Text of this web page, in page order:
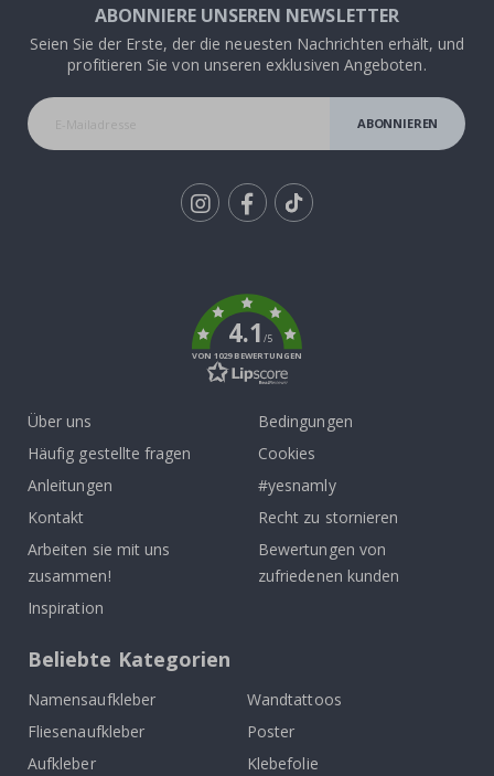
ABONNIERE UNSEREN NEWSLETTER
Seien Sie der Erste, der die neuesten Nachrichten erhält, und
profitieren Sie von unseren exklusiven Angeboten.
ABONNIEREN
4.1/5
VON 1029 BEWERTUNGEN
Über uns
Häufig gestellte fragen
Anleitungen
Kontakt
Arbeiten sie mit uns
zusammen!
Inspiration
Bedingungen
Cookies
#yesnamly
Recht zu stornieren
Bewertungen von
zufriedenen kunden
Beliebte Kategorien
Namensaufkleber
Wandtattoos
Fliesenaufkleber
Poster
Aufkleber
Klebefolie